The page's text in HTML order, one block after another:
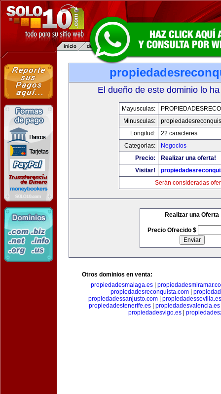
El dueño de este dominio lo
Mayusculas:
Minusculas:
Longitud:
22 caracteres
Categorias:
Negocios
Precio:
Realizar una oferta!
Visitar!
Serán consideradas
Realizar una Oferta
Precio Ofrecido $
Otros dominios en venta:
propiedadesmalaga.es|
propiedadesreconquista.com
propiedadessanjusto.com| propiedadessevilla.es
propiedadestenerife.es| propiedadesvalencia.es
propiedadesvigo.es|